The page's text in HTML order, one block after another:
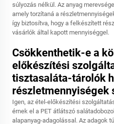
súlyozás nélkül. Az anyag
amely torzítaná a
így biztosítva, hogy a felkészített
vásárlók által kapott mennyiséggel.
Csökkenthetik-e a
előkészítési
tisztasaláta-tárolók
részletmennyiségek
Igen, az étel-előkészítési
érnek el a PET átlátszó
alapanyag-adagolással. Az adagok